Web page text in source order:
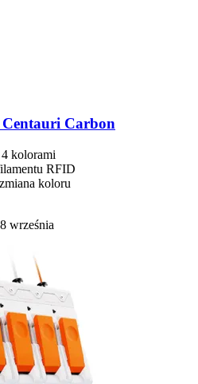
Centauri Carbon
kolorami
RFID
koloru
września